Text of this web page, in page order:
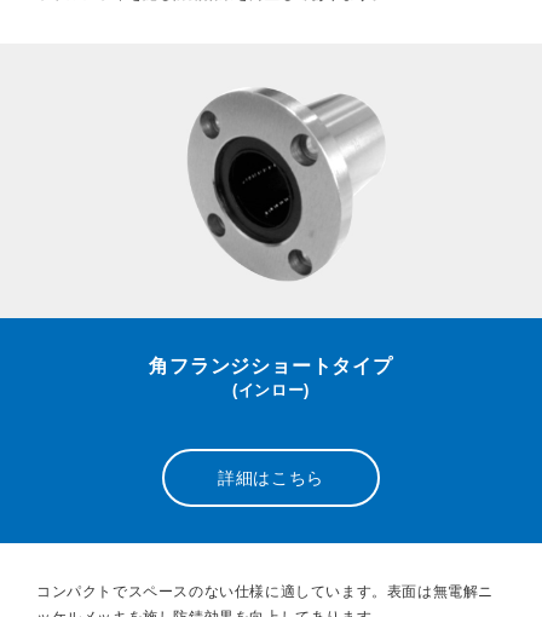
角フランジショートタイプ
(インロー)
詳細はこちら
コンパクトでスペースのない仕様に適しています。表面は無電解ニ